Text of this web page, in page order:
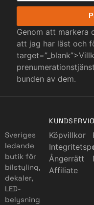
Genom att markera
att jag har läst och
bunden av dem.
Sveriges
ledande
butik för
bilstyling,
dekaler,
LED-
belysning
Köpvillkor
Ångerrätt
Affiliate